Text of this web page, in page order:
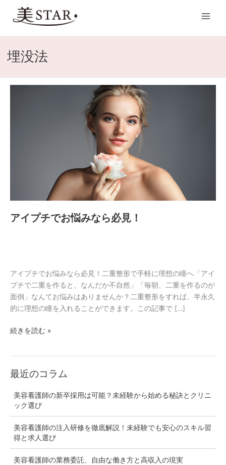
埋没法
アイプチでお悩みなら必見！
アイプチでお悩みなら必見！二重整形で手軽に理想の瞳へ「アイ
プチで二重を作ると、なんだか不自然」「毎朝、二重を作るのが
面倒」なんてお悩みはありませんか？二重整形をすれば、半永久
的に理想の瞳を入れることができます。この記事で […]
見！
続きを読む »
最近のコラム
美容看護師の新卒採用は可能？未経験から始める秘訣とクリニ
ック選び
美容看護師の注入研修を徹底解説！未経験でも安心のスキル習
得と求人選び
美容看護師の業務委託、自由な働き方と高収入の現実